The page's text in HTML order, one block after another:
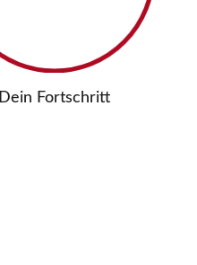
Dein Fortschritt